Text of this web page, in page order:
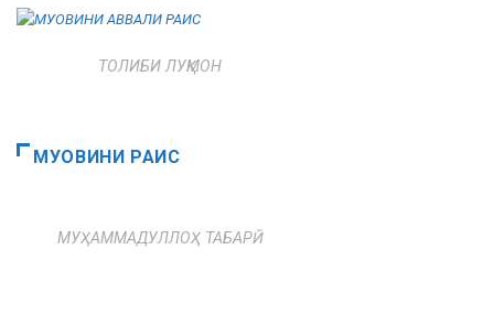
ТОЛИБИ ЛУҚМОН
МУОВИНИ РАИС
МУҲАММАДУЛЛОҲ ТАБАРӢ